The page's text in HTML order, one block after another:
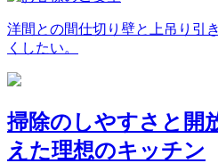
洋間との間仕切り壁と上吊り引
くしたい。
掃除のしやすさと開
えた理想のキッチン